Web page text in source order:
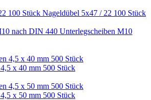
Nageldübel 5x47 / 22 100 Stück
Unterlegscheiben M10
x 40 mm 500 Stück
x 50 mm 500 Stück